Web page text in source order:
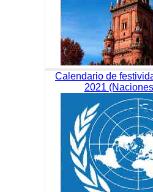
Calendario de
2021